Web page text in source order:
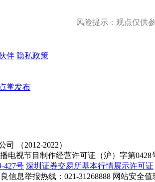
风险提示：观点仅供
伴 隐私政策
点掌发布
司 （2012-2022）
电视节目制作经营许可证（沪）字第0428
427号 深圳证券交易所基本行情展示许可证
信息举报热线：021-31268888 网站安全值